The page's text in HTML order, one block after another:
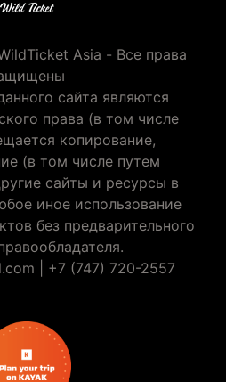
Asia - Все права
сайта являются
права (в том числе
копирование,
(в том числе путем
сайты и ресурсы в
иное использование
без предварительного
+7 (747) 720-2557